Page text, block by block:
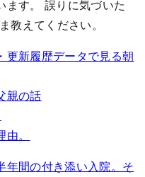
ます。 誤りに気づいた
教えてください。
更新履歴データで見る朝
親の話
。
年間の付き添い入院。そ